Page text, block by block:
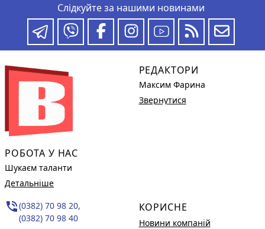
Слідкуйте за нашими новинами
РОБОТА У НАС
Шукаєм таланти
Детальніше
phone_in_talk(0382) 70 98 20,
(0382) 70 98 40
РЕДАКТОРИ
Максим Фарина
Звернутися
КОРИСНЕ
Новини компаній